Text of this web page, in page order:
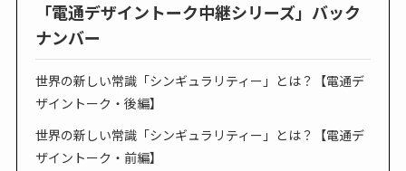
「電通デザイントーク中継シリーズ」バック
ナンバー
世界の新しい常識「シンギュラリティー」とは？【電通デ
ザイントーク・後編】
世界の新しい常識「シンギュラリティー」とは？【電通デ
ザイントーク・前編】